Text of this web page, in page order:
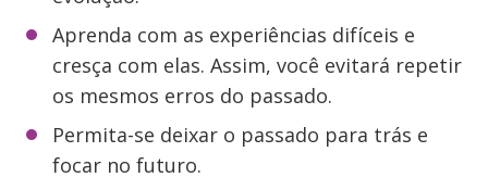
Aprenda com as experiências difíceis e
cresça com elas. Assim, você evitará repetir
os mesmos erros do passado.
Permita-se deixar o passado para trás e
focar no futuro.